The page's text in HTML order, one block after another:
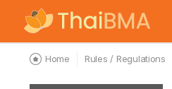
Home Rules / Regulations